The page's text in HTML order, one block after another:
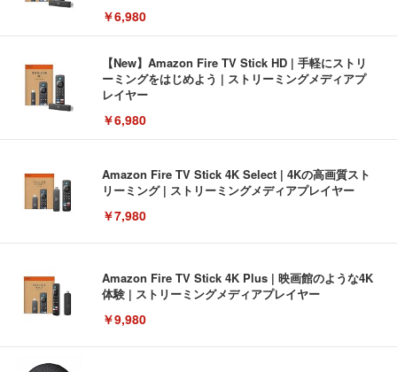
￥6,980
【New】Amazon Fire TV Stick HD | 手軽にストリ
ーミングをはじめよう | ストリーミングメディアプ
レイヤー
￥6,980
Amazon Fire TV Stick 4K Select | 4Kの高画質スト
リーミング | ストリーミングメディアプレイヤー
￥7,980
Amazon Fire TV Stick 4K Plus | 映画館のような4K
体験 | ストリーミングメディアプレイヤー
￥9,980